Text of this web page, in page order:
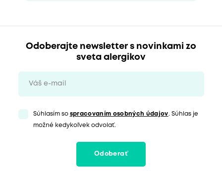
Odoberajte newsletter s novinkami zo
sveta alergikov
Súhlasím so spracovaním osobných údajov. Súhlas je
možné kedykoľvek odvolať.
Odoberať